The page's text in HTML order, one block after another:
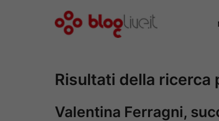
Risultati della ricerca
Valentina Ferragni,